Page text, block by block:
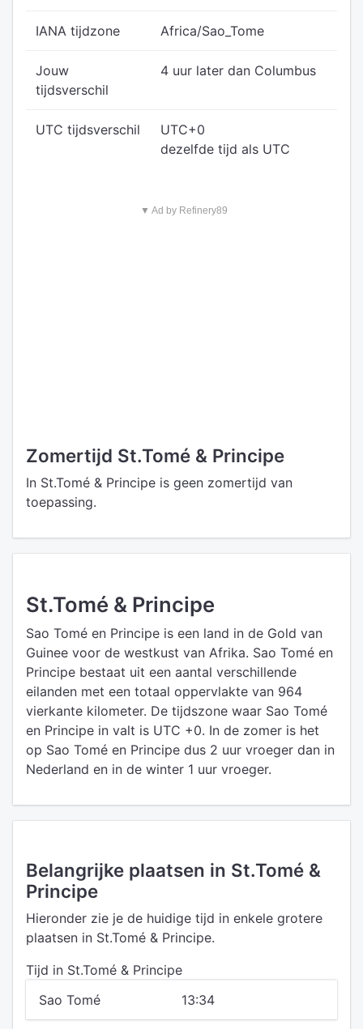
IANA tijdzone Africa/Sao_Tome
Jouw
tijdsverschil
4 uur later dan Columbus
UTC tijdsverschil
UTC+0
dezelfde tijd als UTC
▼ Ad by Refinery89
Zomertijd St.Tomé & Principe
In St.Tomé & Principe is geen zomertijd van
toepassing.
St.Tomé & Principe
Sao Tomé en Principe is een land in de Gold van
Guinee voor de westkust van Afrika. Sao Tomé en
Principe bestaat uit een aantal verschillende
eilanden met een totaal oppervlakte van 964
vierkante kilometer. De tijdszone waar Sao Tomé
en Principe in valt is UTC +0. In de zomer is het
op Sao Tomé en Principe dus 2 uur vroeger dan in
Nederland en in de winter 1 uur vroeger.
Belangrijke plaatsen in St.Tomé &
Principe
Hieronder zie je de huidige tijd in enkele grotere
plaatsen in St.Tomé & Principe.
Tijd in St.Tomé & Principe
Sao Tomé
13:34